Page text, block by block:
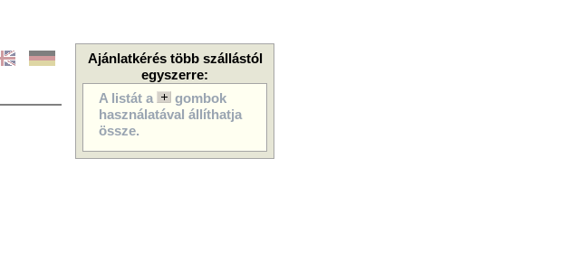
Ajánlatkérés több szállástól
egyszerre:
A listát a
gombok
használatával állíthatja
össze.